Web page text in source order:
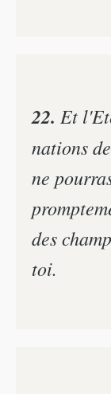
22. Et
nations
ne
des
toi.